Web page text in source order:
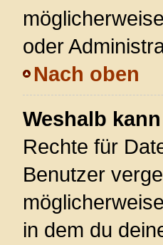
oder
Nach oben
Weshalb
Rechte für
Benutzer
in dem du